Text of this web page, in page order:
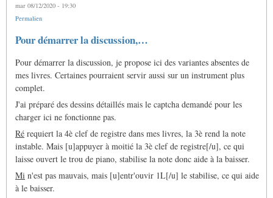
mar 08/12/2020 - 19:30
Permalien
Pour démarrer la discussion,…
Pour démarrer la discussion, je propose ici des variantes absentes de
mes livres. Certaines pourraient servir aussi sur un instrument plus
complet.
J'ai préparé des dessins détaillés mais le captcha demandé pour les
charger ici ne fonctionne pas.
Ré requiert la 4è clef de registre dans mes livres, la 3è rend la note
instable. Mais [u]appuyer à moitié la 3è clef de registre[/u], ce qui
laisse ouvert le trou de piano, stabilise la note donc aide à la baisser.
Mi n'est pas mauvais, mais [u]entr'ouvir 1L[/u] le stabilise, ce qui aide
à le baisser.